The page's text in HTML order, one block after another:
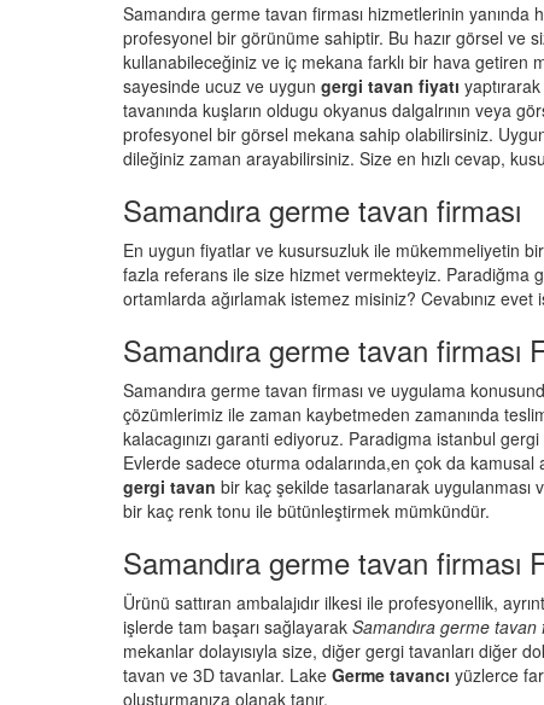
Samandıra germe tavan firması hizmetlerinin
profesyonel bir görünüme sahiptir. Bu hazır görsel ve
kullanabileceğiniz ve iç mekana farklı bir hava getiren
sayesinde ucuz ve uygun gergi tavan fiyatı
tavanında kuşların oldugu okyanus dalgalrının veya
profesyonel bir görsel mekana sahip olabilirsiniz.
dileğiniz zaman arayabilirsiniz. Size en hızlı cevap,
Samandıra germe tavan firması
En uygun fiyatlar ve kusursuzluk ile mükemmeliyetin
fazla referans ile size hizmet vermekteyiz. Paradiğma
ortamlarda ağırlamak istemez misiniz? Cevabınız
Samandıra germe tavan firması
Samandıra germe tavan firması ve uygulama
çözümlerimiz ile zaman kaybetmeden zamanında
kalacagınızı garanti ediyoruz. Paradigma istanbul gergi
Evlerde sadece oturma odalarında,en çok da kamusal
gergi tavan bir kaç şekilde tasarlanarak uygulanması
bir kaç renk tonu ile bütünleştirmek mümkündür.
Samandıra germe tavan firması
Ürünü sattıran ambalajıdır ilkesi ile profesyonellik,
işlerde tam başarı sağlayarak Samandıra germe tavan
mekanlar dolayısıyla size, diğer gergi tavanları diğer
tavan ve 3D tavanlar. Lake Germe tavancı yüzlerce
oluşturmanıza olanak tanır.